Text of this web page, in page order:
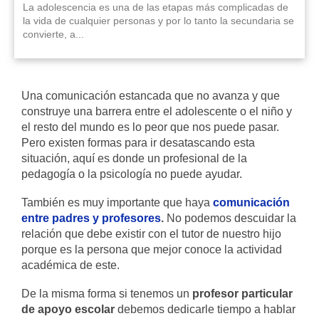
La adolescencia es una de las etapas más complicadas de
la vida de cualquier personas y por lo tanto la secundaria se
convierte, a...
Una comunicación estancada que no avanza y que
construye una barrera entre el adolescente o el niño y
el resto del mundo es lo peor que nos puede pasar.
Pero existen formas para ir desatascando esta
situación, aquí es donde un profesional de la
pedagogía o la psicología no puede ayudar.
También es muy importante que haya comunicación
entre padres y profesores. No podemos descuidar la
relación que debe existir con el tutor de nuestro hijo
porque es la persona que mejor conoce la actividad
académica de este.
De la misma forma si tenemos un profesor particular
de apoyo escolar debemos dedicarle tiempo a hablar